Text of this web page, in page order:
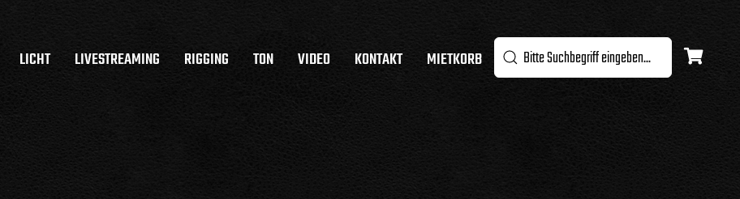
LICHT LIVESTREAMING RIGGING TON VIDEO KONTAKT MIETKORB